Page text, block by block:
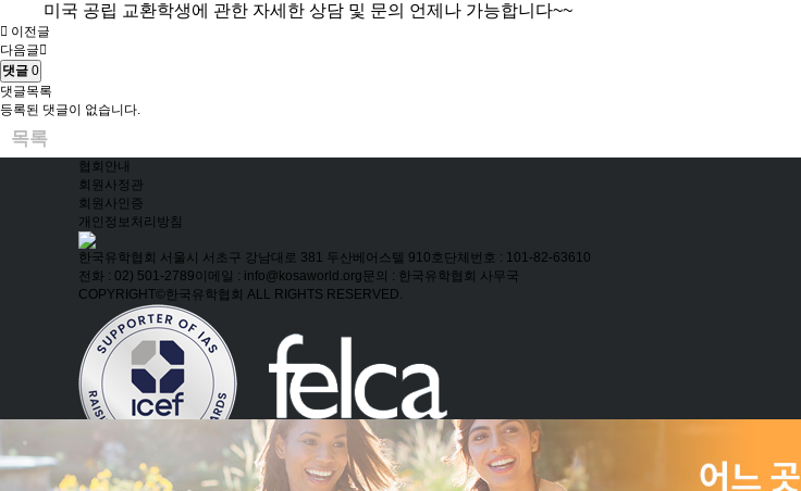
미국 공립 교환학생에 관한 자세한 상담 및 문의 언제나 가능합니다~~
이전글
다음글
댓글 0
댓글목록
등록된 댓글이 없습니다.
목록
협회안내
회원사정관
회원사인증
개인정보처리방침
한국유학협회 서울시 서초구 강남대로 381 두산베어스텔 910호 단체번호 : 101-82-63610
전화 : 02) 501-2789이메일 : info@kosaworld.org문의 : 한국유학협회 사무국
COPYRIGHT©한국유학협회 ALL RIGHTS RESERVED.